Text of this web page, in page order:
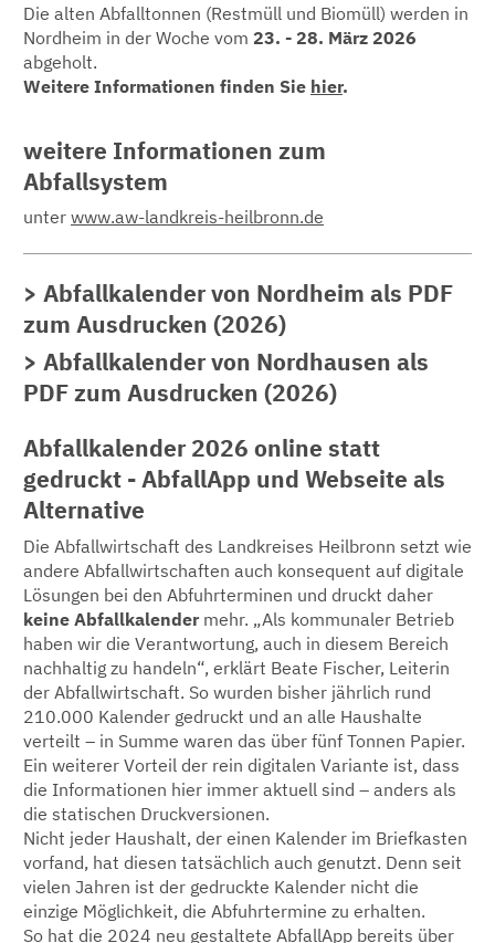
Die alten Abfalltonnen (Restmüll und Biomüll) werden in
Nordheim in der Woche vom 23. - 28. März 2026
abgeholt.
Weitere Informationen finden Sie hier.
weitere Informationen zum
Abfallsystem
unter www.aw-landkreis-heilbronn.de
Abfallkalender von Nordheim als PDF
zum Ausdrucken (2026)
Abfallkalender von Nordhausen als
PDF zum Ausdrucken (2026)
Abfallkalender 2026 online statt
gedruckt - AbfallApp und Webseite als
Alternative
Die Abfallwirtschaft des Landkreises Heilbronn setzt wie
andere Abfallwirtschaften auch konsequent auf digitale
Lösungen bei den Abfuhrterminen und druckt daher
keine Abfallkalender mehr. „Als kommunaler Betrieb
haben wir die Verantwortung, auch in diesem Bereich
nachhaltig zu handeln“, erklärt Beate Fischer, Leiterin
der Abfallwirtschaft. So wurden bisher jährlich rund
210.000 Kalender gedruckt und an alle Haushalte
verteilt – in Summe waren das über fünf Tonnen Papier.
Ein weiterer Vorteil der rein digitalen Variante ist, dass
die Informationen hier immer aktuell sind – anders als
die statischen Druckversionen.
Nicht jeder Haushalt, der einen Kalender im Briefkasten
vorfand, hat diesen tatsächlich auch genutzt. Denn seit
vielen Jahren ist der gedruckte Kalender nicht die
einzige Möglichkeit, die Abfuhrtermine zu erhalten.
So hat die 2024 neu gestaltete AbfallApp bereits über